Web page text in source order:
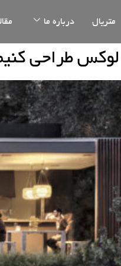
متریال درباره ما
لوکس طراحی